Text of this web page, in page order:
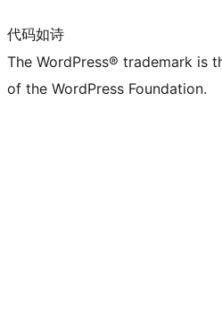
代码如诗
The WordPress® trademark is
of the WordPress Foundation.